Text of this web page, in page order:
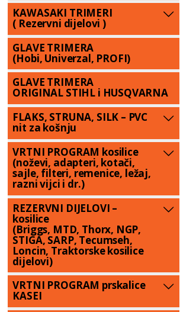
KAWASAKI TRIMERI
( Rezervni dijelovi )
GLAVE TRIMERA
(Hobi, Univerzal, PROFI)
GLAVE TRIMERA
ORIGINAL STIHL i HUSQVARNA
FLAKS, STRUNA, SILK – PVC
nit za košnju
VRTNI PROGRAM kosilice
(noževi, adapteri, kotači,
sajle, filteri, remenice, ležaj,
razni vijci i dr.)
REZERVNI DIJELOVI –
kosilice
(Briggs, MTD, Thorx, NGP,
STIGA, SARP, Tecumseh,
Loncin, Traktorske kosilice
dijelovi)
VRTNI PROGRAM prskalice
KASEI